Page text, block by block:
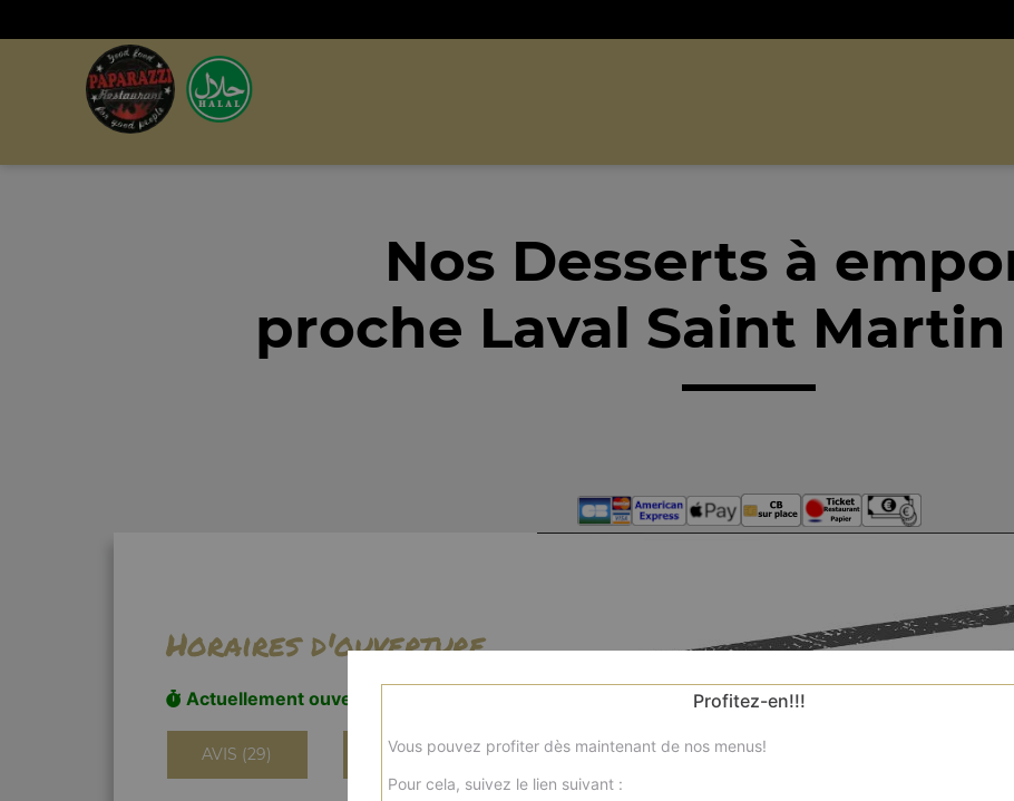
Nos Desserts à
proche Laval Saint
Horaires d'ouverture
Actuellement ouvert
AVIS (29) INFORMATIONS
Profitez-en!!!
Vous pouvez profiter dès maintenant de nos menus!
Pour cela, suivez le lien suivant :